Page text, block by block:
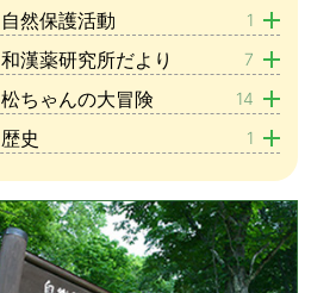
自然保護活動 1
和漢薬研究所だより 7
松ちゃんの大冒険 14
歴史 1